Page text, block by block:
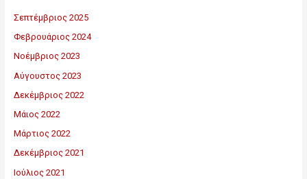
Σεπτέμβριος 2025
Φεβρουάριος 2024
Νοέμβριος 2023
Αύγουστος 2023
Δεκέμβριος 2022
Μάιος 2022
Μάρτιος 2022
Δεκέμβριος 2021
Ιούλιος 2021